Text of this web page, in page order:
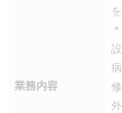
業務内容